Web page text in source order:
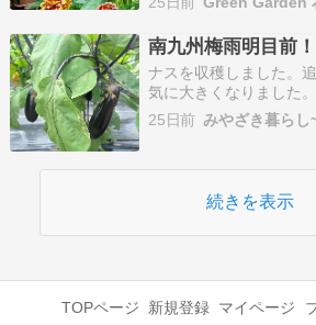
角い花壇は 種蒔きの子
っとおとなしい花壇に
花壇の隣りでは カサブ
南九州梅雨明目前
ナスを収穫しました。
気に大きくなりました
い大きさになりました
らひとつベト病を発症
25日前
続きを表示
TOPページ 新規登録 マイページ